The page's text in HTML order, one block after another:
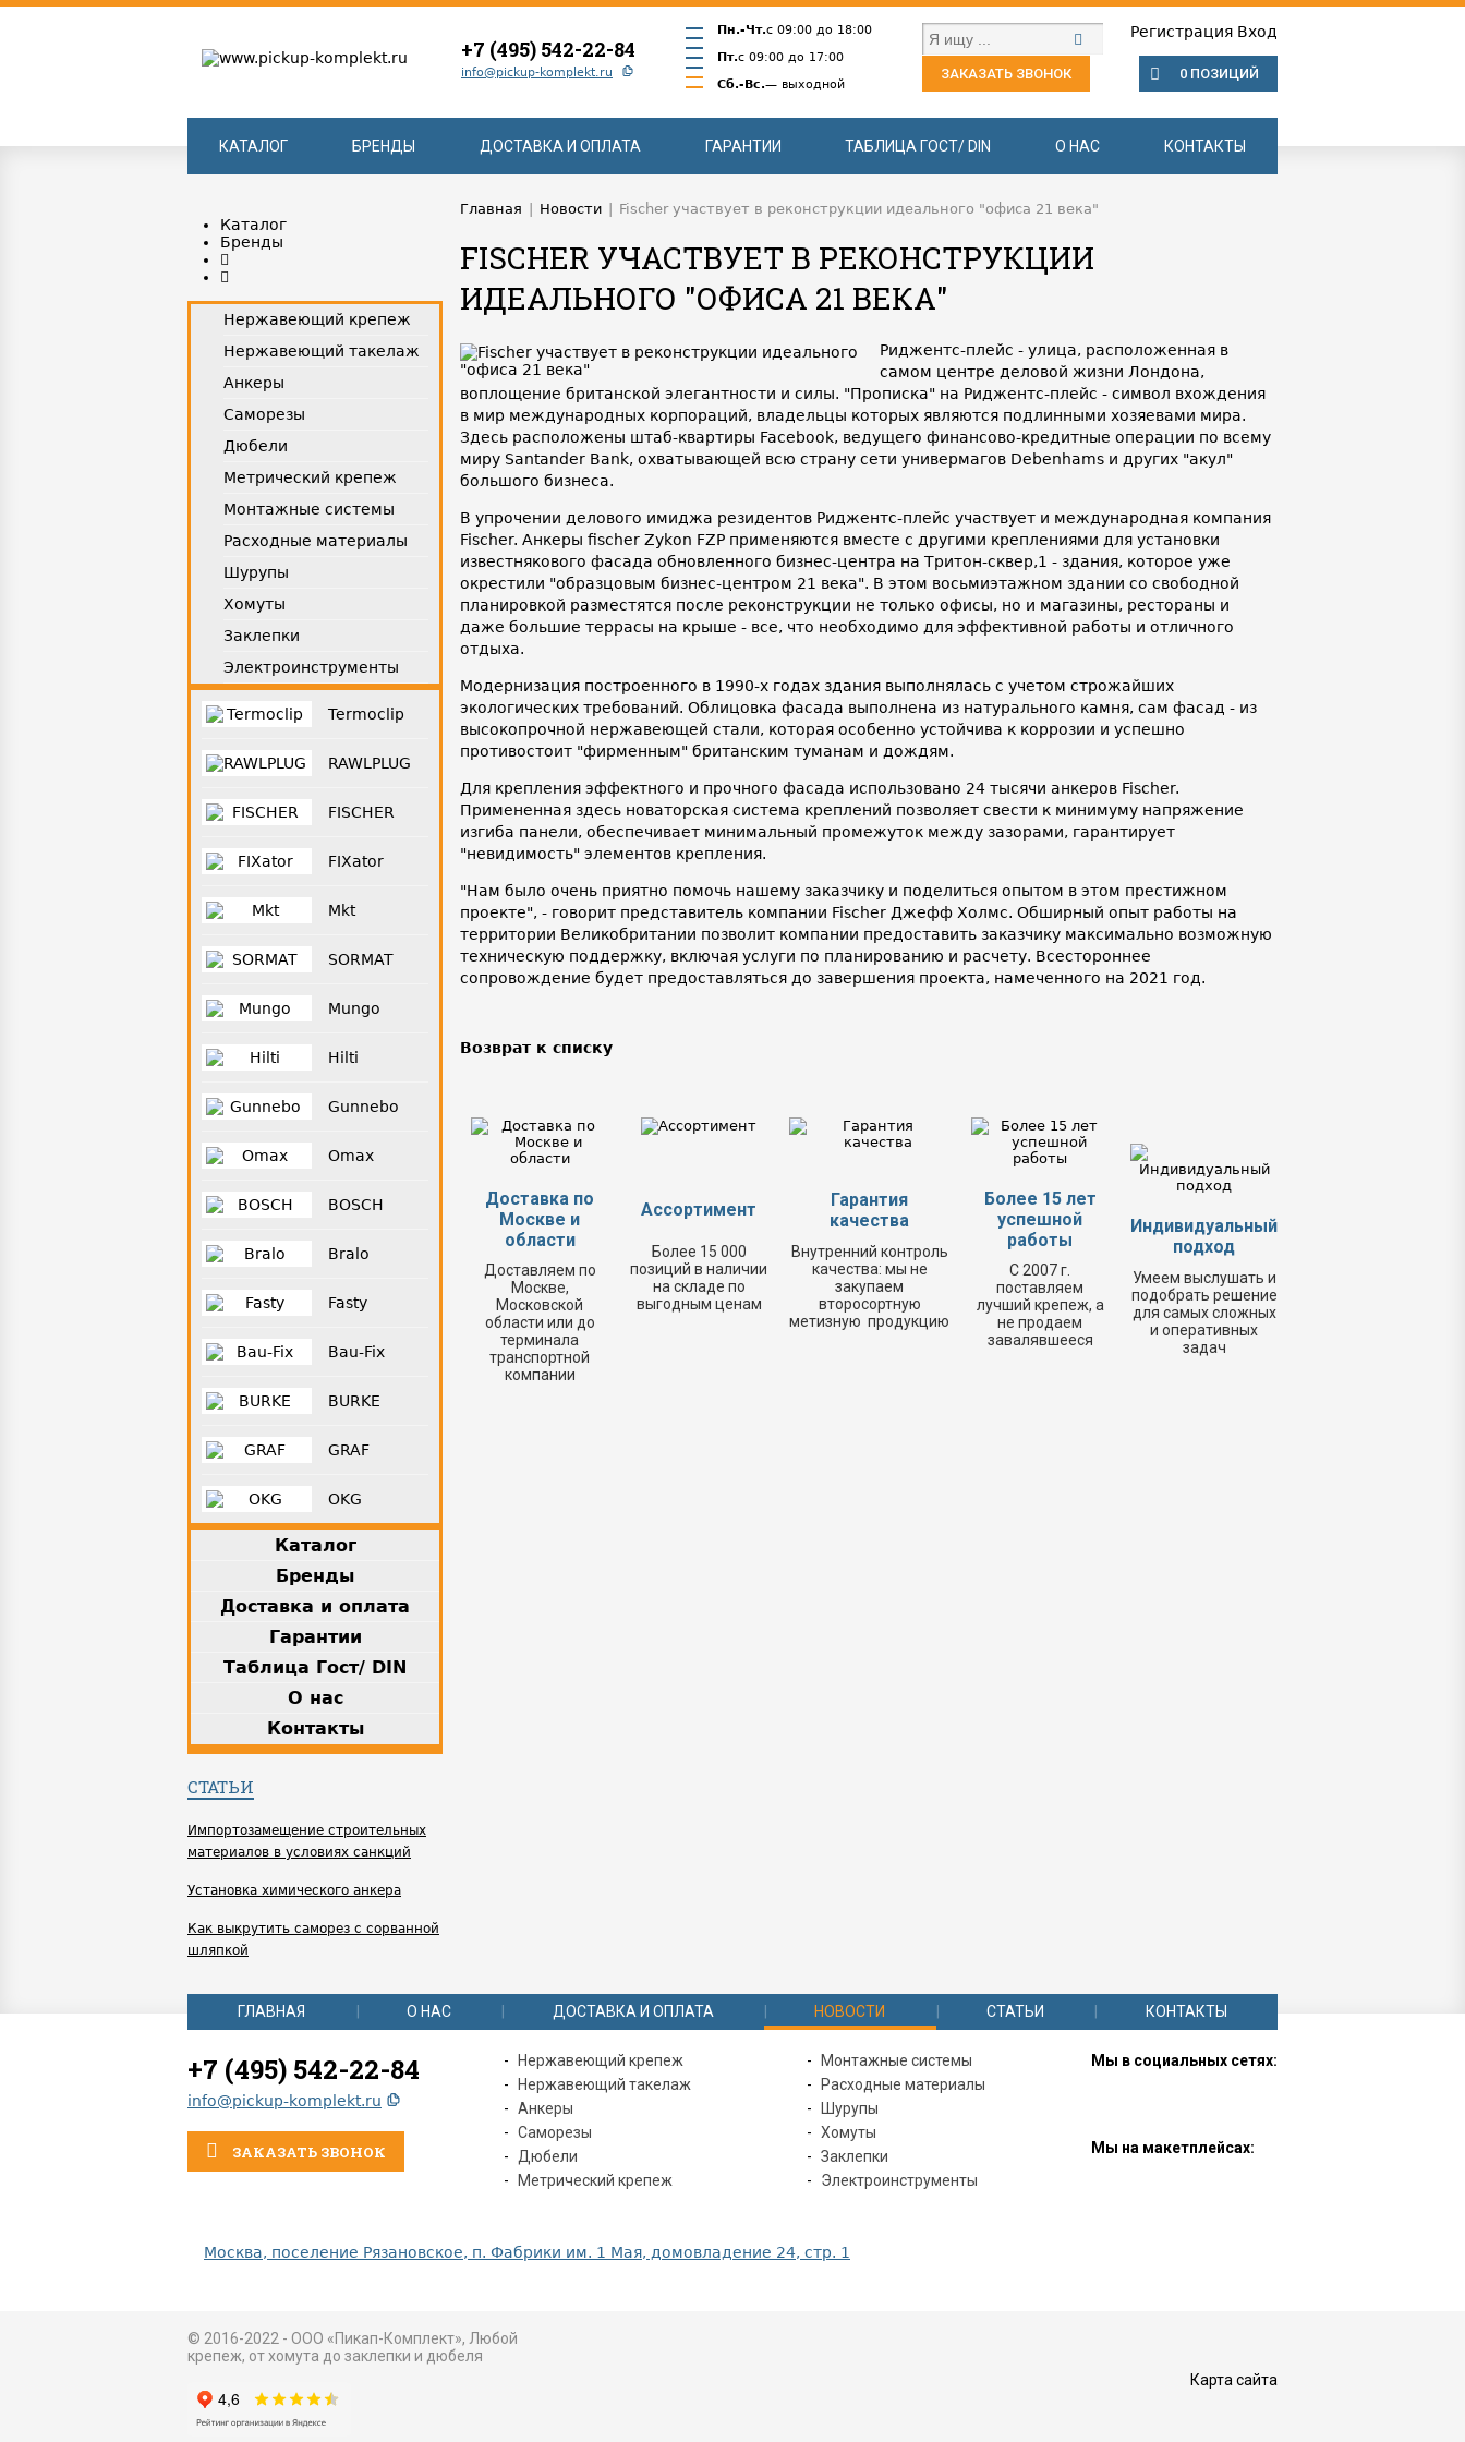
+7 (495) 542-22-84
info@pickup-komplekt.ru
Пн.-Чт.с 09:00 до 18:00
Пт.с 09:00 до 17:00
Сб.-Вс.— выходной
Регистрация Вход
ЗАКАЗАТЬ ЗВОНОК 0 ПОЗИЦИЙ
КАТАЛОГ БРЕНДЫ ДОСТАВКА И ОПЛАТА ГАРАНТИИ ТАБЛИЦА ГОСТ/ DIN О НАС КОНТАКТЫ
Каталог
Бренды
Нержавеющий крепеж
Нержавеющий такелаж
Анкеры
Саморезы
Дюбели
Метрический крепеж
Монтажные системы
Расходные материалы
Шурупы
Хомуты
Заклепки
Электроинструменты
Termoclip
RAWLPLUG
FISCHER
FIXator
Mkt
SORMAT
Mungo
Hilti
Gunnebo
Omax
BOSCH
Bralo
Fasty
Bau-Fix
BURKE
GRAF
OKG
Каталог
Бренды
Доставка и оплата
Гарантии
Таблица Гост/ DIN
О нас
Контакты
СТАТЬИ
Импортозамещение строительных
материалов в условиях санкций
Установка химического анкера
Как выкрутить саморез с сорванной
шляпкой
Главная Новости Fischer участвует в реконструкции идеального "офиса 21 века"
FISCHER УЧАСТВУЕТ В РЕКОНСТРУКЦИИ
ИДЕАЛЬНОГО "ОФИСА 21 ВЕКА"
Риджентс-плейс - улица, расположенная в
самом центре деловой жизни Лондона,
воплощение британской элегантности и силы. "Прописка" на Риджентс-плейс - символ вхождения
в мир международных корпораций, владельцы которых являются подлинными хозяевами мира.
Здесь расположены штаб-квартиры Facebook, ведущего финансово-кредитные операции по всему
миру Santander Bank, охватывающей всю страну сети универмагов Debenhams и других "акул"
большого бизнеса.
В упрочении делового имиджа резидентов Риджентс-плейс участвует и международная компания
Fischer. Анкеры fischer Zykon FZP применяются вместе с другими креплениями для установки
известнякового фасада обновленного бизнес-центра на Тритон-сквер,1 - здания, которое уже
окрестили "образцовым бизнес-центром 21 века". В этом восьмиэтажном здании со свободной
планировкой разместятся после реконструкции не только офисы, но и магазины, рестораны и
даже большие террасы на крыше - все, что необходимо для эффективной работы и отличного
отдыха.
Модернизация построенного в 1990-х годах здания выполнялась с учетом строжайших
экологических требований. Облицовка фасада выполнена из натурального камня, сам фасад - из
высокопрочной нержавеющей стали, которая особенно устойчива к коррозии и успешно
противостоит "фирменным" британским туманам и дождям.
Для крепления эффектного и прочного фасада использовано 24 тысячи анкеров Fischer.
Примененная здесь новаторская система креплений позволяет свести к минимуму напряжение
изгиба панели, обеспечивает минимальный промежуток между зазорами, гарантирует
"невидимость" элементов крепления.
"Нам было очень приятно помочь нашему заказчику и поделиться опытом в этом престижном
проекте", - говорит представитель компании Fischer Джефф Холмс. Обширный опыт работы на
территории Великобритании позволит компании предоставить заказчику максимально возможную
техническую поддержку, включая услуги по планированию и расчету. Всестороннее
сопровождение будет предоставляться до завершения проекта, намеченного на 2021 год.
Возврат к списку
Доставка по
Москве и
области
Доставляем по
Москве,
Московской
области или до
терминала
транспортной
компании
Ассортимент
Более 15 000
позиций в наличии
на складе по
выгодным ценам
Гарантия
качества
Внутренний контроль
качества: мы не
закупаем
второсортную
метизную продукцию
Более 15 лет
успешной
работы
С 2007 г.
поставляем
лучший крепеж, а
не продаем
завалявшееся
Индивидуальный
подход
Умеем выслушать и
подобрать решение
для самых сложных
и оперативных
задач
ГЛАВНАЯ О НАС ДОСТАВКА И ОПЛАТА НОВОСТИ СТАТЬИ КОНТАКТЫ
+7 (495) 542-22-84
info@pickup-komplekt.ru
ЗАКАЗАТЬ ЗВОНОК
Нержавеющий крепеж
Нержавеющий такелаж
Анкеры
Саморезы
Дюбели
Метрический крепеж
Монтажные системы
Расходные материалы
Шурупы
Хомуты
Заклепки
Электроинструменты
Мы в социальных сетях:
Мы на макетплейсах:
Москва, поселение Рязановское, п. Фабрики им. 1 Мая, домовладение 24, стр. 1
© 2016-2022 - ООО «Пикап-Комплект», Любой
крепеж, от хомута до заклепки и дюбеля
Карта сайта